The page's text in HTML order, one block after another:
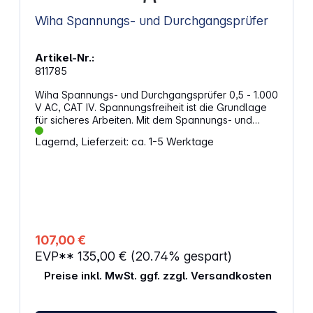
Wiha Spannungs- und Durchgangsprüfer
Artikel-Nr.:
811785
Wiha Spannungs- und Durchgangsprüfer 0,5 - 1.000
V AC, CAT IV. Spannungsfreiheit ist die Grundlage
für sicheres Arbeiten. Mit dem Spannungs- und
Durchgangsprüfer von Wiha können Sie diese
schnell und einfach überprüfen und sich auf die
automatische Polaritätserkennung. Zusätzlich
können Sie mit dem Spannungsprüfer Widerstände
und Frequenzen messen. Eigenschaften:
Berührungslose Spannungsprüfung Spannung AC
min - max: 0,5 - 1000 V Spannung DC min - max: 0,5
Lieferumfang enthalten) Verschmutzungsgrad: 2
Lagernd, Lieferzeit: ca. 1-5 Werktage
107,00 €
EVP** 135,00 € (20.74% gespart)
Preise inkl. MwSt. ggf. zzgl. Versandkosten